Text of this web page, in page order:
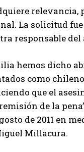
La solicitud fue
responsable
hemos dicho
como
que el
de la
de 2011 en
Millacura.